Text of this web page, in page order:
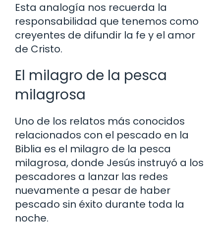
Esta analogía nos recuerda la
responsabilidad que tenemos como
creyentes de difundir la fe y el amor
de Cristo.
El milagro de la pesca
milagrosa
Uno de los relatos más conocidos
relacionados con el pescado en la
Biblia es el milagro de la pesca
milagrosa, donde Jesús instruyó a los
pescadores a lanzar las redes
nuevamente a pesar de haber
pescado sin éxito durante toda la
noche.